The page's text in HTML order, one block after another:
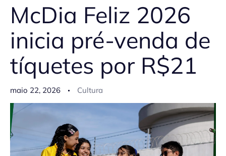
McDia Feliz 2026
inicia pré-venda de
tíquetes por R$21
maio 22, 2026 Cultura